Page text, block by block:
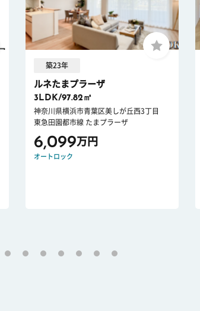
築23年
ルネたまプラーザ
3LDK/97.82㎡
神奈川県横浜市青葉区美しが丘西3丁目
東急田園都市線 たまプラーザ
6,099万円
オートロック